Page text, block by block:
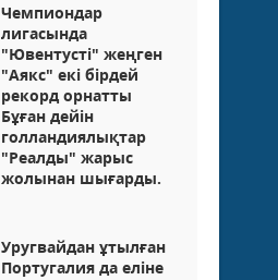
Чемпиондар
лигасында
"Ювентусті" жеңген
"Аякс" екі бірдей
рекорд орнатты
Бұған дейін
голландиялықтар
"Реалды" жарыс
жолынан шығарды.
Уругвайдан ұтылған
Португалия да еліне